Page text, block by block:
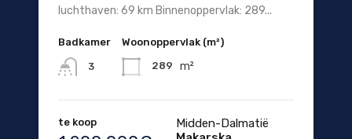
luchthaven: 69 km Binnenoppervlak: 289...
Badkamer
3
Woonoppervlak (m²)
289 m²
te koop
Midden-Dalmatië